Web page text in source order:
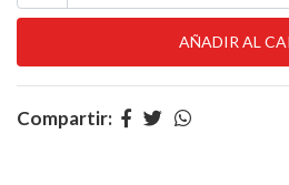
Compartir: